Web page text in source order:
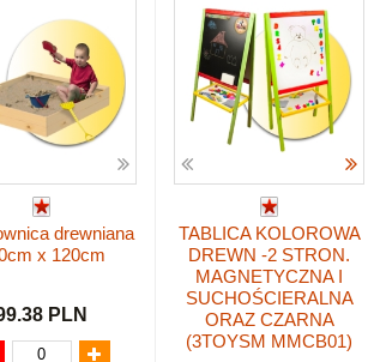
drewniana
x 120cm
PLN
TABLICA KOLOROWA
DREWN -2 STRON.
MAGNETYCZNA I
SUCHOŚCIERALNA
ORAZ CZARNA
(3TOYSM MMCB01)